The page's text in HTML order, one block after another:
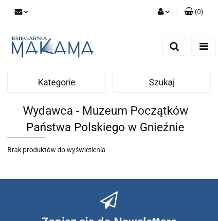
(0)
Kategorie Szukaj
Wydawca - Muzeum Początków
Państwa Polskiego w Gnieźnie
Brak produktów do wyświetlenia